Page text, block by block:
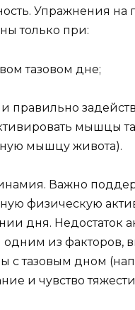
Упражнения на
только при:
тазовом дне;
правильно
мышцы
мышцу живота).
Важно
физическую
дня. Недостаток
одним из факторов,
с тазовым дном
и чувство